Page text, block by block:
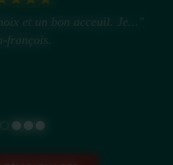
et un bon acceuil. Je..."
françois.